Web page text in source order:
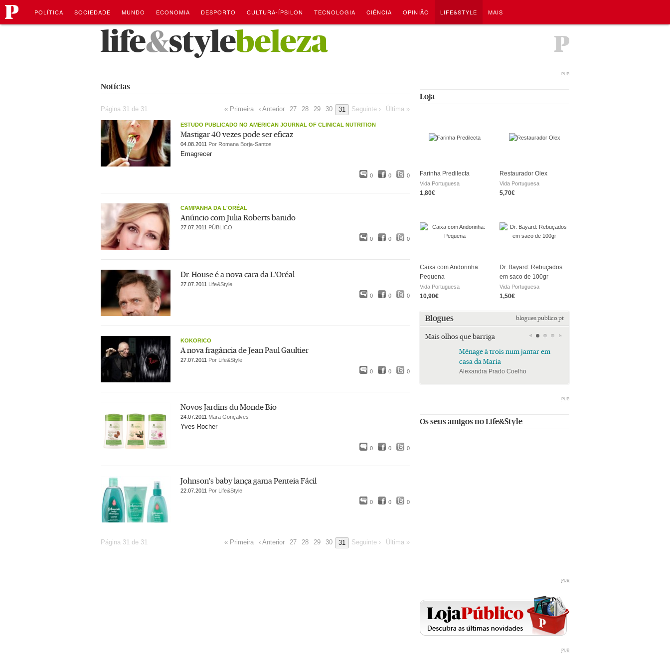
público
Navegação
para
o
POLÍTICA SOCIEDADE MUNDO ECONOMIA DESPORTO CULTURA-ÍPSILON TECNOLOGIA CIÊNCIA OPINIÃO LIFE&STYLE MAIS
life&stylebeleza
Notícias
Página 31 de 31 « Primeira ‹ Anterior 27 28 29 30 31 Seguinte › Última »
ESTUDO PUBLICADO NO AMERICAN JOURNAL OF CLINICAL NUTRITION
Mastigar 40 vezes pode ser eficaz
04.08.2011 Por Romana Borja-Santos
Emagrecer
0 0 0
CAMPANHA DA L'ORÉAL
Anúncio com Julia Roberts banido
27.07.2011 PÚBLICO
0
0 0
Dr. House é a nova cara da L'Oréal
27.07.2011 Life&Style
0
0 0
KOKORICO
A nova fragância de Jean Paul Gaultier
27.07.2011 Por Life&Style
0
0 0
Novos Jardins du Monde Bio
24.07.2011 Mara Gonçalves
Yves Rocher
0 0 0
Johnson's baby lança gama Penteia Fácil
22.07.2011 Por Life&Style
0
0 0
Página 31 de 31 « Primeira ‹ Anterior 27 28 29 30 31 Seguinte › Última »
PUB
Loja
Farinha Predilecta
Vida Portuguesa
1,80€
Restaurador Olex
Vida Portuguesa
5,70€
Caixa com Andorinha:
Pequena
Vida Portuguesa
10,90€
Dr. Bayard: Rebuçados
em saco de 100gr
Vida Portuguesa
1,50€
Blogues blogues.publico.pt
Mais olhos que barriga
Ménage à trois num jantar em
casa da Maria
Alexandra Prado Coelho
PUB
Os seus amigos no Life&Style
PUB
PUB